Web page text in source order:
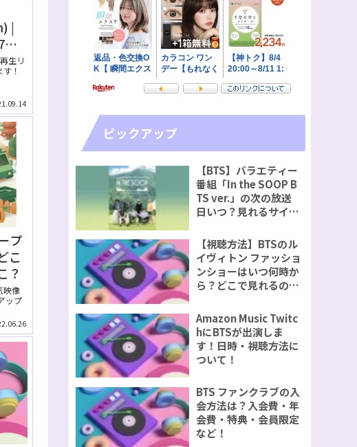
|
9
生リ
！
プ
こ
？
映像
ップ
ピックアップ
【BTS】バラエティー
番組「In the SOOP B
TS ver.」の次の放送
日いつ？見れるサイト
【視聴方法】BTSのル
イヴィトン ファッショ
ンショーはいつ何時か
ら？どこで見れるの？
Amazon Music Twitc
hにBTSが出演しま
す！日時・視聴方法に
ついて！
BTS ファンクラブの入
会方法は？入会費・年
会費・特典・会員限定
など！